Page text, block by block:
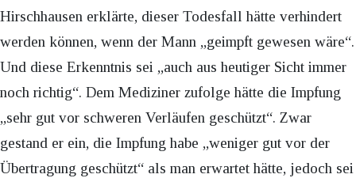
Hirschhausen erklärte, dieser Todesfall hätte verhindert
werden können, wenn der Mann „geimpft gewesen wäre“.
Und diese Erkenntnis sei „auch aus heutiger Sicht immer
noch richtig“. Dem Mediziner zufolge hätte die Impfung
„sehr gut vor schweren Verläufen geschützt“. Zwar
gestand er ein, die Impfung habe „weniger gut vor der
Übertragung geschützt“ als man erwartet hätte, jedoch sei